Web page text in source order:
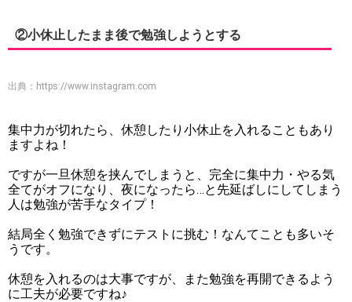
②小休止したまま後で勉強しようとする
出典： https://www.instagram.com
集中力が切れたら、休憩したり小休止を入れることもあり
ますよね！
ですが一旦休憩を挟んでしまうと、完全に集中力・やる気
全てがオフになり、夜になったら…と先延ばしにしてしまう
人は勉強が苦手なタイプ！
結局全く勉強できずにテストに挑む！なんてことも多いそ
うです。
休憩を入れるのは大事ですが、また勉強を再開できるよう
に工夫が必要ですね♪